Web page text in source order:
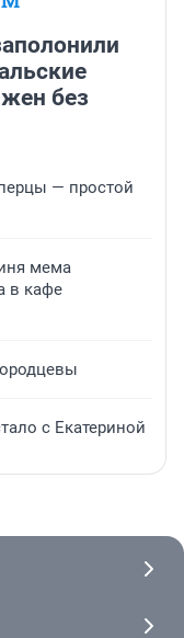
без
— простой
мема
в кафе
с Екатериной